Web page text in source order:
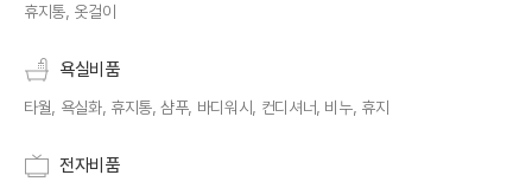
휴지통, 옷걸이
욕실비품
타월, 욕실화, 휴지통, 샴푸, 바디워시, 컨디셔너, 비누, 휴지
전자비품